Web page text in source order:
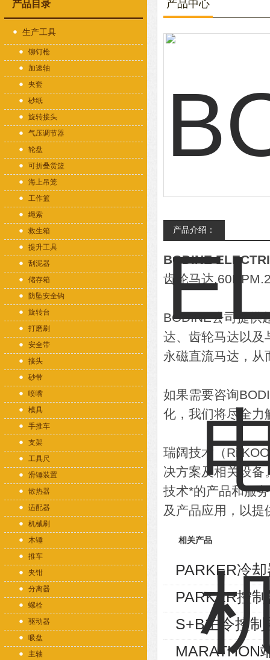
产品目录
生产工具
铆钉枪
加速轴
夹套
砂纸
旋转接头
气压调节器
轮盘
可折叠货篮
海上吊笼
工作篮
绳索
救生箱
提升工具
刮泥器
储存箱
防坠安全钩
旋转台
打磨刷
安全带
接头
砂带
喷嘴
模具
手推车
支架
工具尺
滑锤装置
散热器
适配器
机械刷
木锤
推车
夹钳
分离器
螺栓
驱动器
吸盘
主轴
产品中心
产品介绍：
BODINE
齿轮马达
BODINE公司提供
达、齿轮马达以及
永磁直流马达，从
如果需要咨询
化，我们将尽全力
瑞阔技术（
决方案及相关设备
技术*的产品和服
及产品应用，以提
相关产品
PARKER冷
PARKER控
S+B主令控
MARATHON